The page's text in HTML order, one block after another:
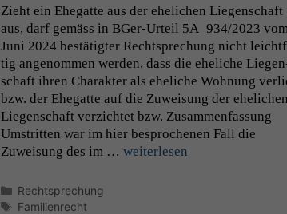
Zieht ein Ehe­gat­te aus der ehe­lichen Liegen­schaft
aus, darf gemäss in BGer-Urteil 5A_934/2023
Juni 2024 bestätigter Recht­sprechung nicht
tig angenom­men wer­den, dass die ehe­liche
schaft ihren Charak­ter als ehe­liche Woh­nung
bzw. der Ehe­gat­te auf die Zuweisung der ehe­lichen
Liegen­schaft verzichtet bzw. Zusam­men­fas­sung
Umstrit­ten war im hier besproch­enen Fall die
Zuweisung des im … weit­er­lesen
Kategorien
Rechtsprechung
Schlagwörter
Familienrecht